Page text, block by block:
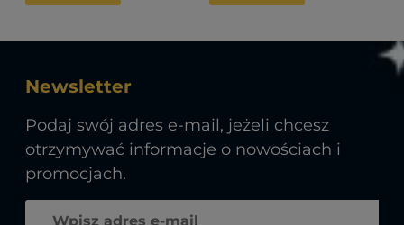
Newsletter
Podaj swój adres e-mail, jeżeli chcesz
otrzymywać informacje o nowościach i
promocjach.